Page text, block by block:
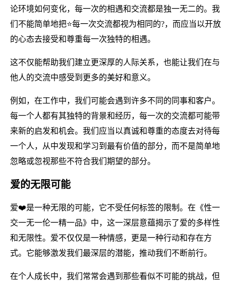
论环境如何变化，每一次的相遇和交流都是独一无二的。我
们不能简单地把⭐每一次交流都视为相同的?，而应当以开放
的心态去接受和尊重每一次独特的相遇。
这不仅能帮助我们建立更深厚的人际关系，也能让我们在与
他人的交流中感受到更多的美好和意义。
例如，在工作中，我们可能会遇到许多不同的同事和客户。
每一个人都有其独特的背景和经历，每一次的交流都可能带
来新的启发和机会。我们应当以真诚和尊重的态度去对待每
一个人，从中发现和学习到最有价值的部分，而不是简单地
忽略或忽视那些不符合我们期望的部分。
爱的无限可能
爱❤️是一种无限的可能，它不受任何标签的限制。在《性一
交一无一伦一精一品》中，这一深层意蕴揭示了爱的多样性
和无限性。爱不仅仅是一种情感，更是一种行动和存在方
式。它能够激发我们最深层的潜能，推动我们不断前行。
在个人成长中，我们常常会遇到那些看似不可能的挑战，但